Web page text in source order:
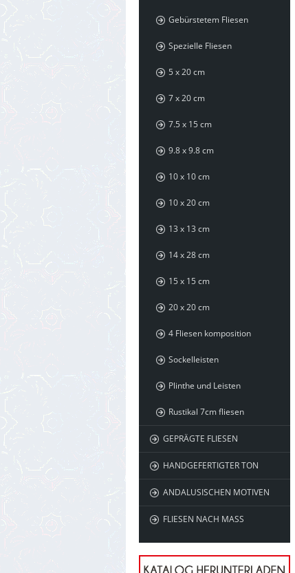
Gebürstetem Fliesen
Spezielle Fliesen
5 x 20 cm
7 x 20 cm
7.5 x 15 cm
9.8 x 9.8 cm
10 x 10 cm
10 x 20 cm
13 x 13 cm
14 x 28 cm
15 x 15 cm
20 x 20 cm
4 Fliesen komposition
Sockelleisten
Plinthe und Leisten
Rustikal 7cm fliesen
GEPRÄGTE FLIESEN
HANDGEFERTIGTER TON
ANDALUSISCHEN MOTIVEN
FLIESEN NACH MASS